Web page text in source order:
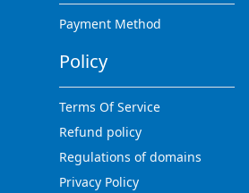
Payment Method
Policy
Terms Of Service
Refund policy
Regulations of domains
Privacy Policy